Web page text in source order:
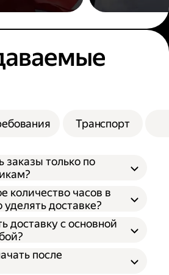
Транспорт
заказы только по
количество часов в
доставке?
доставку с основной
после